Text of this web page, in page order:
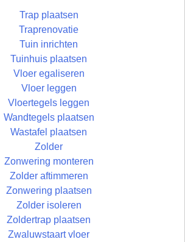
Trap plaatsen
Traprenovatie
Tuin inrichten
Tuinhuis plaatsen
Vloer egaliseren
Vloer leggen
Vloertegels leggen
Wandtegels plaatsen
Wastafel plaatsen
Zolder
Zonwering monteren
Zolder aftimmeren
Zonwering plaatsen
Zolder isoleren
Zoldertrap plaatsen
Zwaluwstaart vloer